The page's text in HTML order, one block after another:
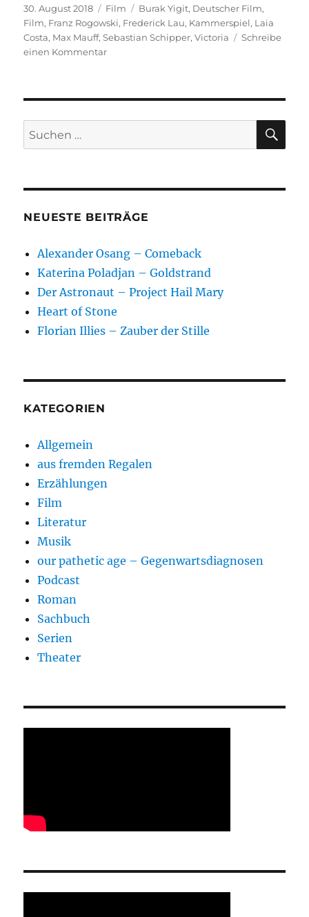
Veröffentlicht
am
30. August 2018 Kategorien
Film Schlagwörter
Burak Yigit, Deutscher Film,
Film, Franz Rogowski, Frederick Lau, Kammerspiel, Laia
Costa, Max Mauff,Sebastian Schipper,Victoria
Schreibe
einen Kommentarzu
Suchen
nach:
NEUESTE BEITRÄGE
Alexander Osang – Comeback
Katerina Poladjan – Goldstrand
Der Astronaut – Project Hail Mary
Heart of Stone
Florian Illies – Zauber der Stille
KATEGORIEN
Allgemein
aus fremden Regalen
Erzählungen
Film
Literatur
Musik
our pathetic age – Gegenwartsdiagnosen
Podcast
Roman
Sachbuch
Serien
Theater